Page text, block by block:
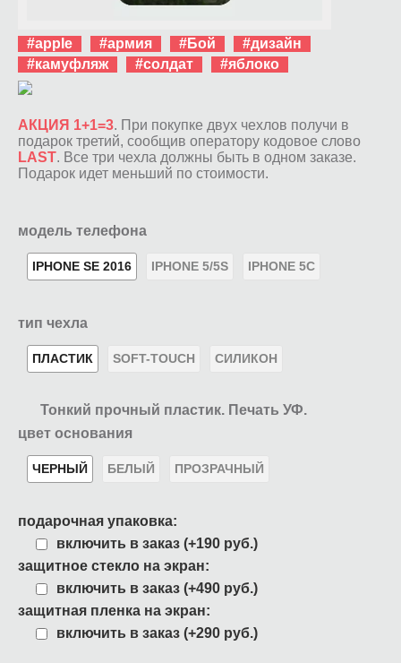
#apple #армия #Бой
#дизайн
#камуфляж
#солдат #яблоко
АКЦИЯ 1+1=3. При покупке двух чехлов получи в
подарок третий, сообщив оператору кодовое слово
LAST. Все три чехла должны быть в одном заказе.
Подарок идет меньший по стоимости.
модель телефона
IPHONE SE 2016 IPHONE 5/5S IPHONE 5C
тип чехла
ПЛАСТИК SOFT-TOUCH СИЛИКОН
Тонкий прочный пластик. Печать УФ.
цвет основания
ЧЕРНЫЙ БЕЛЫЙ ПРОЗРАЧНЫЙ
подарочная упаковка:
включить в заказ (+190 руб.)
защитное стекло на экран:
включить в заказ (+490 руб.)
защитная пленка на экран:
включить в заказ (+290 руб.)